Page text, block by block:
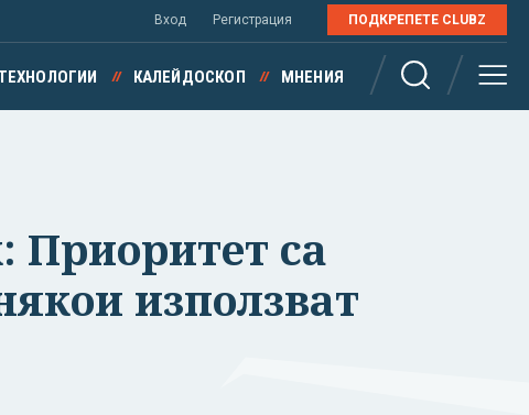
Вход Регистрация ПОДКРЕПЕТЕ CLUBZ
КАЛЕЙДОСКОП МНЕНИЯ
Приоритет са
използват